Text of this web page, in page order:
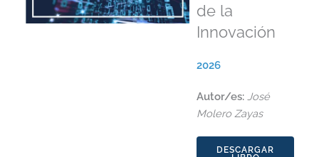
de la
Innovación
2026
Autor/es: José
Molero Zayas
DESCARGAR